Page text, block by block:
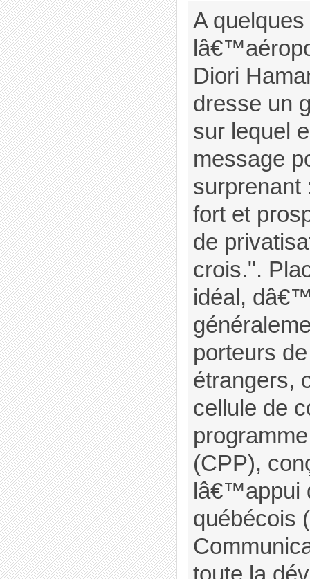
A
Diori
dresse un
sur lequel
message
surprenant
fort et
de
crois.".
idéal,
porteurs
étrangers,
cellule de
(CPP),
lâ€™appui
québécois
toute la